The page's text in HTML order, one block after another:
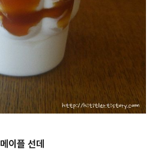
메이플 선데